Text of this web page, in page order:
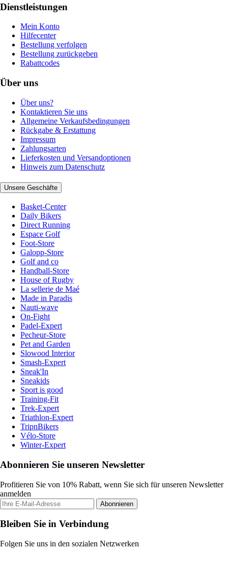
Dienstleistungen
Mein Konto
Hilfecenter
Bestellung verfolgen
Bestellung zurückgeben
Rabattcodes
Über uns
Über uns?
Kontaktieren Sie uns
Allgemeine Verkaufsbedingungen
Rückgabe & Erstattung
Impressum
Zahlungsarten
Lieferkosten und Versandoptionen
Hinweis zum Datenschutz
Unsere Geschäfte
Basket-Center
Daily Bikers
Direct Running
Espace Golf
Foot-Store
Galopp-Store
Golf and co
Handball-Store
House of Rugby
La sellerie de Maé
Made in Paradis
Nauti-wave
On-Fight
Padel-Expert
Pecheur-Store
Pet and Garden
Slowood Interior
Smash-Expert
Sneak'In
Sneakids
Sport is good
Training-Fit
Trek-Expert
Triathlon-Expert
TripnBikers
Vélo-Store
Winter-Expert
Abonnieren Sie unseren Newsletter
Profitieren Sie von 10% Rabatt, wenn Sie sich für unseren Newsletter
anmelden
Abonnieren
Bleiben Sie in Verbindung
Folgen Sie uns in den sozialen Netzwerken